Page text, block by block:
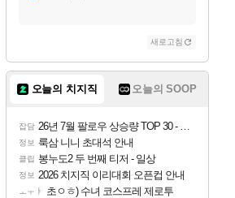
새로고침
오늘의 치지직 오늘의 SOOP
잡담 26년 7월 팔로우 상승량 TOP 30 - 월간 치지직
정보 룩삼 니니 초대석 안내
클립 봉누도2 두 번째 티저 - 일상
정보 2026 치지직 이리대회 오픈컵 안내
ㅗㅜㅑ 초ㅇㅎ) 수녀 코스프레 제로투